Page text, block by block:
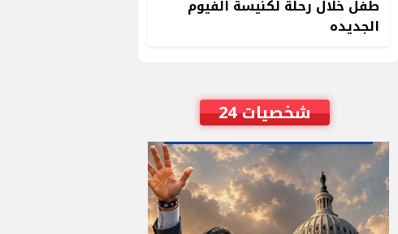
طفل خلال رحلة لكنيسة الفيوم
الجديده
شخصيات 24